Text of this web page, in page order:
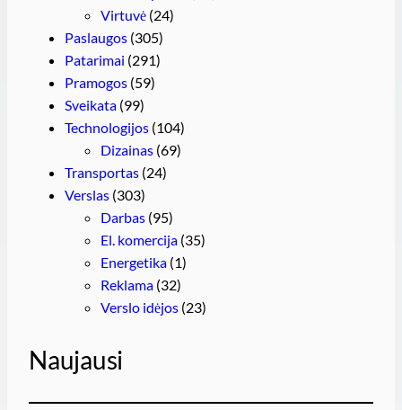
Virtuvė (24)
Paslaugos (305)
Patarimai (291)
Pramogos (59)
Sveikata (99)
Technologijos (104)
Dizainas (69)
Transportas (24)
Verslas (303)
Darbas (95)
El. komercija (35)
Energetika (1)
Reklama (32)
Verslo idėjos (23)
Naujausi